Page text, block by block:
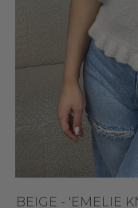
BEIGE - 'EMELIE